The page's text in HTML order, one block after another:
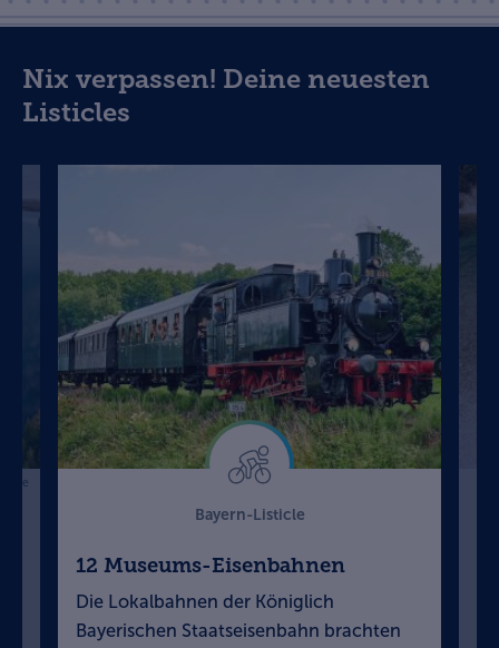
Nix verpassen! Deine neuesten
Listicles
Bayern-Listicle
12 Museums-Eisenbahnen
Die Lokalbahnen der Königlich
Bayerischen Staatseisenbahn brachten